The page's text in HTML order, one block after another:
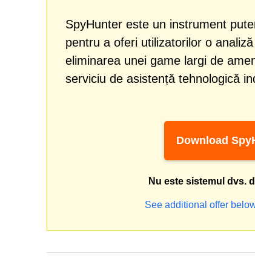
SpyHunter este un instrument
pentru a oferi utilizatorilor o
eliminarea unei game largi de
serviciu de asistență tehnologică
Download
Nu este sistemul dvs.
See additional offer